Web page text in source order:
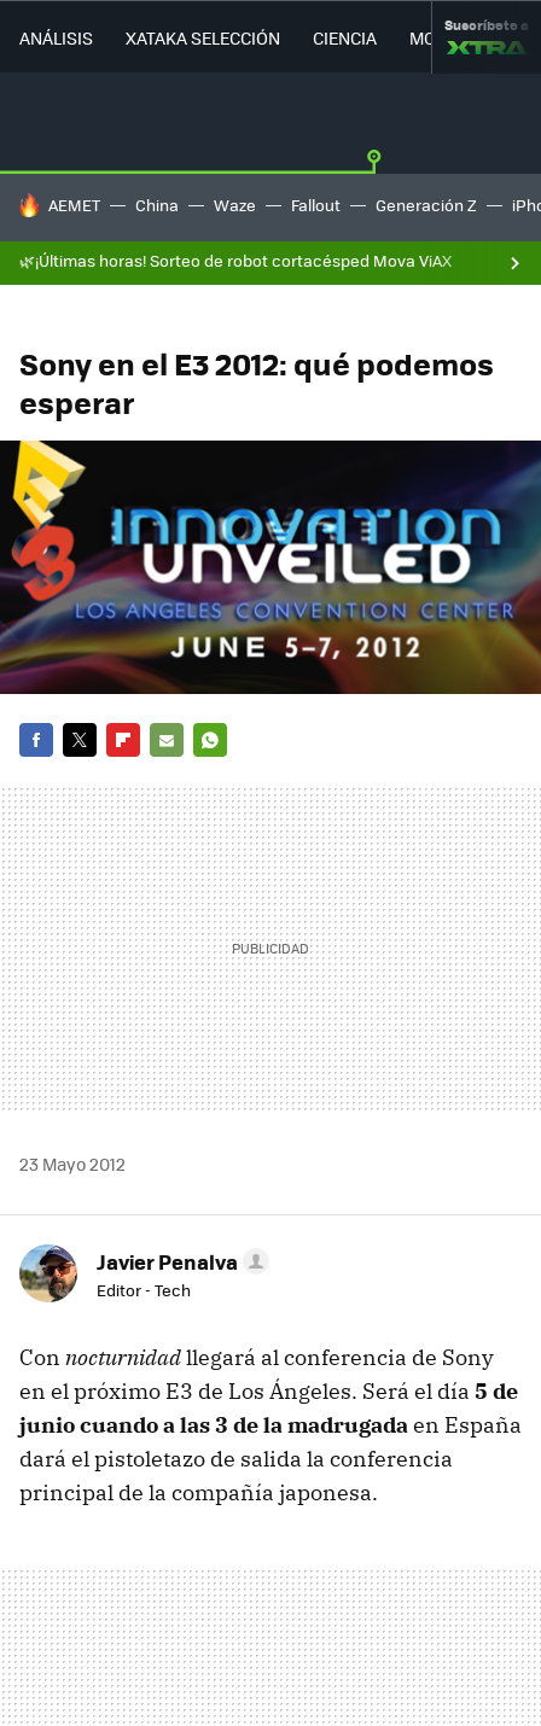
ANÁLISIS XATAKA SELECCIÓN CIENCIA MOVILIDAD
Suscríbete a
HOY SE HABLA DE
AEMET China Waze Fallout Generación Z
🌿¡Últimas horas! Sorteo de robot cortacésped Mova ViAX
Sony en el E3 2012: qué podemos
esperar
MAIL
23 Mayo 2012
Javier Penalva
Editor - Tech
Con nocturnidadllegará al conferencia de Sony
en el próximo E3 de Los Ángeles. Será el día 5 de
junio cuando a las 3 de la madrugadaen España
dará el pistoletazo de salida la conferencia
principal de la compañía japonesa.